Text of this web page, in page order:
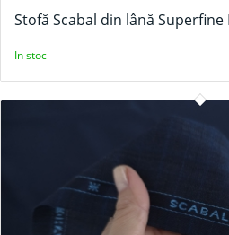
Stofă Scabal din lână
In stoc